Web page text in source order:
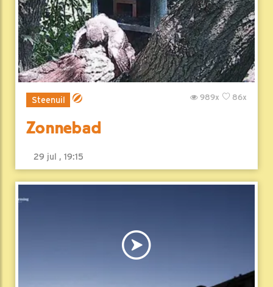
Steenuil 86x
989x
Zonnebad
29 jul , 19:15